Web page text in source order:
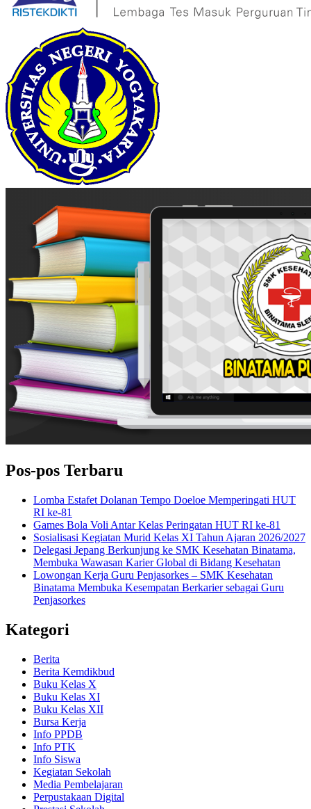
Pos-pos Terbaru
Lomba Estafet Dolanan Tempo Doeloe Memperingati HUT
RI ke-81
Games Bola Voli Antar Kelas Peringatan HUT RI ke-81
Sosialisasi Kegiatan Murid Kelas XI Tahun Ajaran 2026/2027
Delegasi Jepang Berkunjung ke SMK Kesehatan Binatama,
Membuka Wawasan Karier Global di Bidang Kesehatan
Lowongan Kerja Guru Penjasorkes – SMK Kesehatan
Binatama Membuka Kesempatan Berkarier sebagai Guru
Penjasorkes
Kategori
Berita
Berita Kemdikbud
Buku Kelas X
Buku Kelas XI
Buku Kelas XII
Bursa Kerja
Info PPDB
Info PTK
Info Siswa
Kegiatan Sekolah
Media Pembelajaran
Perpustakaan Digital